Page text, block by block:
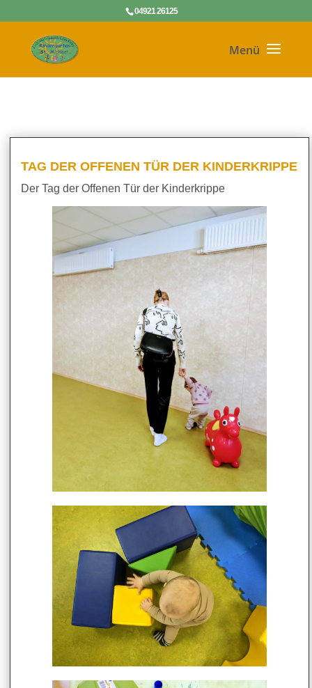
04921 26125
TAG DER OFFENEN TÜR DER KINDERKRIPPE
Der Tag der Offenen Tür der Kinderkrippe